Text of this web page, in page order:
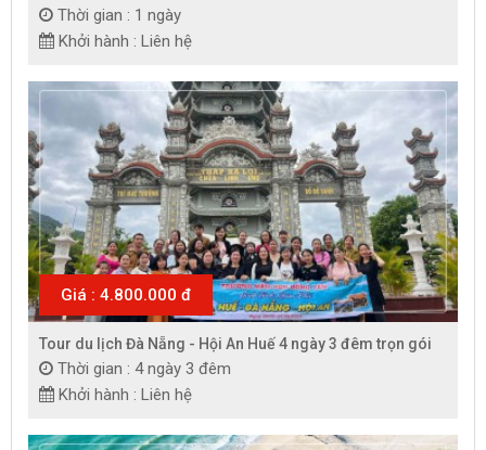
Thời gian : 1 ngày
Khởi hành : Liên hệ
Giá : 4.800.000 đ
Tour du lịch Đà Nẵng - Hội An Huế 4 ngày 3 đêm trọn gói
Thời gian : 4 ngày 3 đêm
Khởi hành : Liên hệ